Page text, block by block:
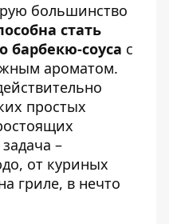
большинство
стать
барбекю-соуса с
ароматом.
простых
–
от куриных
гриле, в нечто